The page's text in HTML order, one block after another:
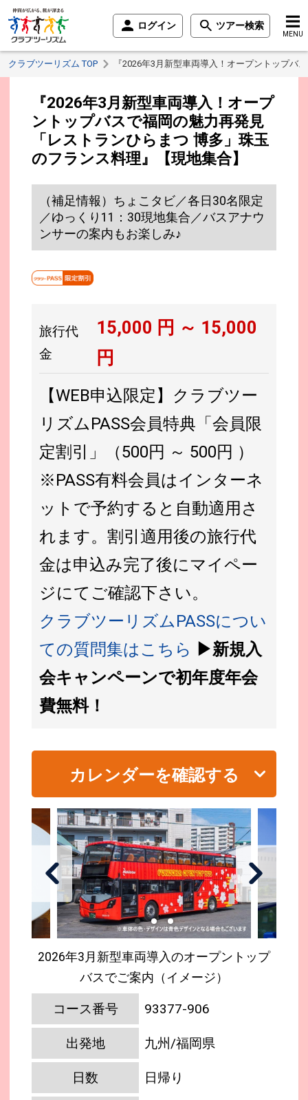
ログイン ツアー検索
MENU
クラブツーリズム TOP 『2026年3月新型車両導入！オープントップ
『2026年3月新型車両導入！オープ
ントップバスで福岡の魅力再発見
「レストランひらまつ 博多」珠玉
のフランス料理』【現地集合】
（補足情報）ちょこタビ／各日30名限定
／ゆっくり11：30現地集合／バスアナウ
ンサーの案内もお楽しみ♪
旅行代
金
15,000 円 ～ 15,000
円
【WEB申込限定】クラブツー
リズムPASS会員特典「会員限
定割引」（500円 ～ 500円 ）
※PASS有料会員はインターネ
ットで予約すると自動適用さ
れます。割引適用後の旅行代
金は申込み完了後にマイペー
ジにてご確認下さい。
クラブツーリズムPASSについ
ての質問集はこちら ▶新規入
会キャンペーンで初年度年会
費無料！
カレンダーを確認する
2026年3月新型車両導入のオープントップ
バスでご案内（イメージ）
コース番号 93377-906
出発地 九州/福岡県
日数 日帰り